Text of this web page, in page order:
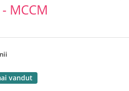
MCCM
vandut